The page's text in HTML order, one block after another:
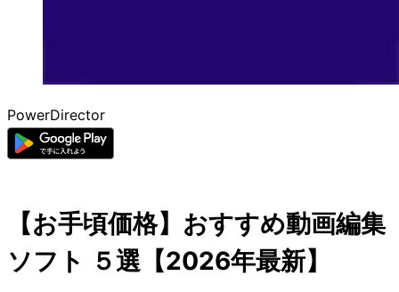
PowerDirector
【お手頃価格】おすすめ動画編集
ソフト ５選【2026年最新】